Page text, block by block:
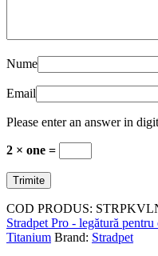
Nume
Email
Please enter an answer in
2 × one =
COD PRODUS:
Stradpet Pro - legătură
Titanium Brand: Stradpet